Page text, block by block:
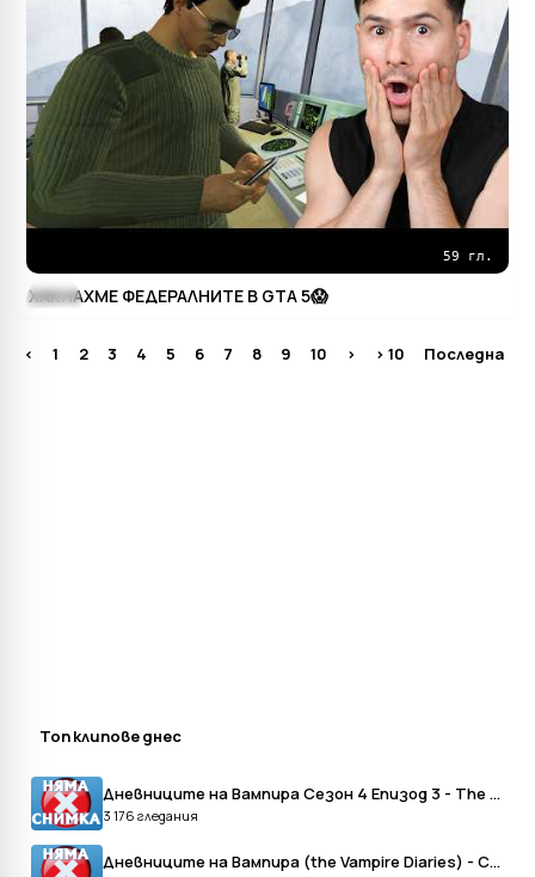
59 гл.
ХАКНАХМЕ ФЕДЕРАЛНИТЕ В GTA 5😱
< 1 2 3 4 5 6 7 8 9 10 > > 10 Последна
Топ клипове днес
Дневниците на Вампира Сезон 4 Епизод 3 - The Vampire Diaries Season 4 Episode 3
3 176 гледания
Дневниците на Вампира (the Vampire Diaries) - Сезон 6, епизод 20 (бг Аудио)